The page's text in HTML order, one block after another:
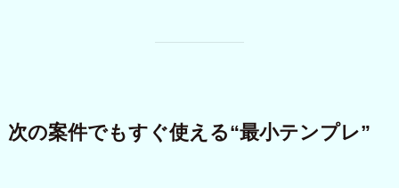
次の案件でもすぐ使える“最小テンプレ”